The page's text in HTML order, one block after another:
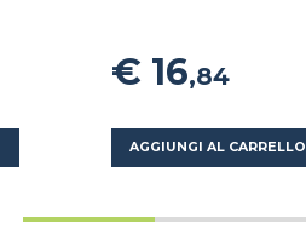
€ 16,84
AGGIUNGI AL CARRELLO